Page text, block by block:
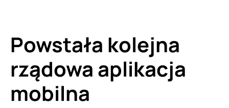
Powstała kolejna
rządowa aplikacja
mobilna